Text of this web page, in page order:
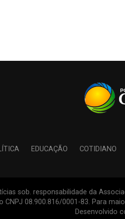
EDUCAÇÃO COTIDIANO
sob. responsabilidade da
CNPJ 08.900.816/0001-83. Para
Desenvolvido